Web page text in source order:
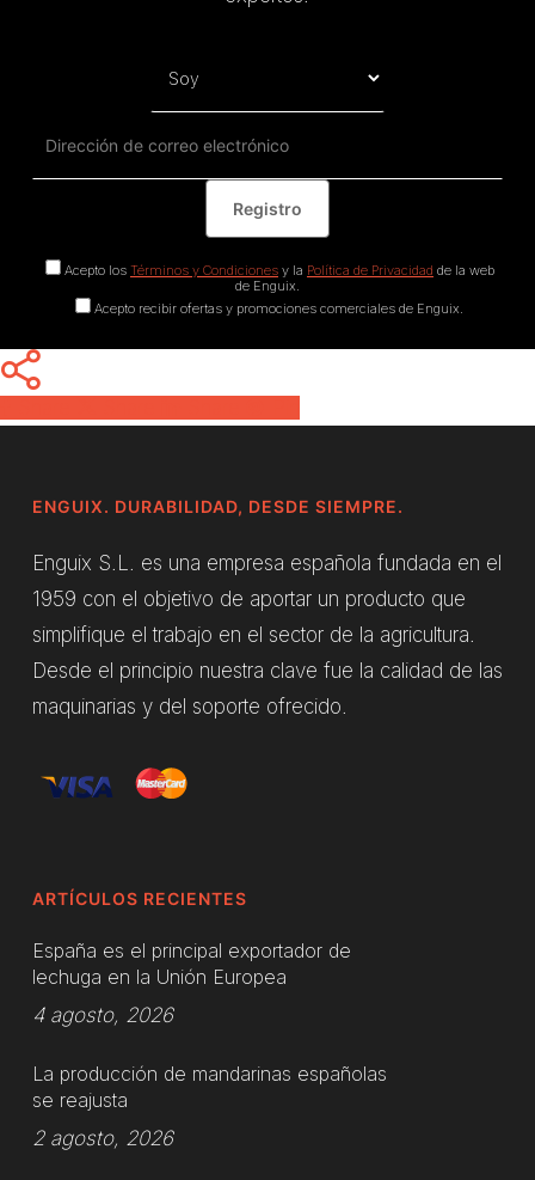
Acepto los Términos y Condicionesy la Política de Privacidad de la web
de Enguix.
Acepto recibir ofertas y promociones comerciales de Enguix.
ENGUIX. DURABILIDAD, DESDE SIEMPRE.
Enguix S.L. es una empresa española fundada en el
1959 con el objetivo de aportar un producto que
simplifique el trabajo en el sector de la agricultura.
Desde el principio nuestra clave fue la calidad de las
maquinarias y del soporte ofrecido.
ARTÍCULOS RECIENTES
España es el principal exportador de
lechuga en la Unión Europea
4 agosto, 2026
La producción de mandarinas españolas
se reajusta
2 agosto, 2026